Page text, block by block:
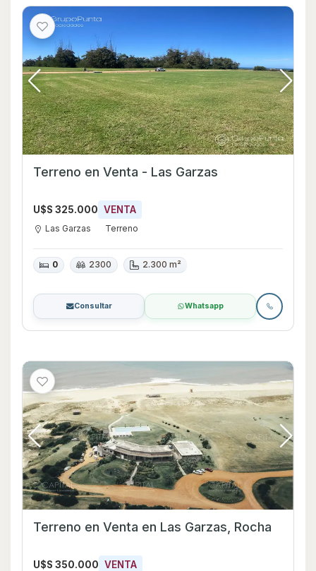
Terreno en Venta - Las Garzas
U$S 325.000 VENTA
Las Garzas Terreno
0 2300 2.300 m²
Consultar Whatsapp
Terreno en Venta en Las Garzas, Rocha
U$S 350.000 VENTA